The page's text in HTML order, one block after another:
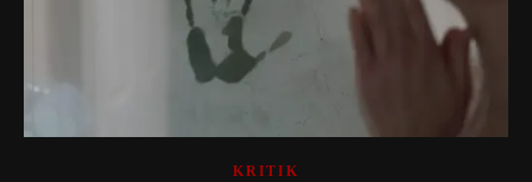
KRITIK